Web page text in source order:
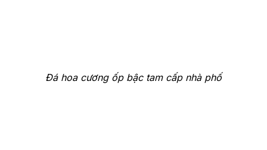
Đá hoa cương ốp bậc tam cấp nhà phố